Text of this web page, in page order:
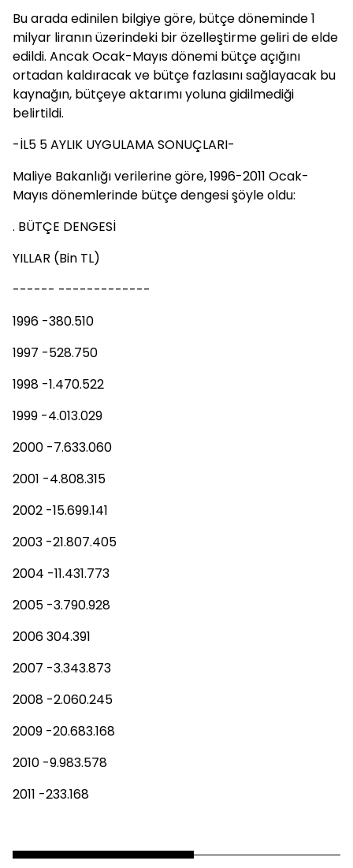
Bu arada edinilen bilgiye göre, bütçe döneminde 1
milyar liranın üzerindeki bir özelleştirme geliri de elde
edildi. Ancak Ocak-Mayıs dönemi bütçe açığını
ortadan kaldıracak ve bütçe fazlasını sağlayacak bu
kaynağın, bütçeye aktarımı yoluna gidilmediği
belirtildi.
-İL5 5 AYLIK UYGULAMA SONUÇLARI-
Maliye Bakanlığı verilerine göre, 1996-2011 Ocak-
Mayıs dönemlerinde bütçe dengesi şöyle oldu:
. BÜTÇE DENGESİ
YILLAR (Bin TL)
------ -------------
1996 -380.510
1997 -528.750
1998 -1.470.522
1999 -4.013.029
2000 -7.633.060
2001 -4.808.315
2002 -15.699.141
2003 -21.807.405
2004 -11.431.773
2005 -3.790.928
2006 304.391
2007 -3.343.873
2008 -2.060.245
2009 -20.683.168
2010 -9.983.578
2011 -233.168